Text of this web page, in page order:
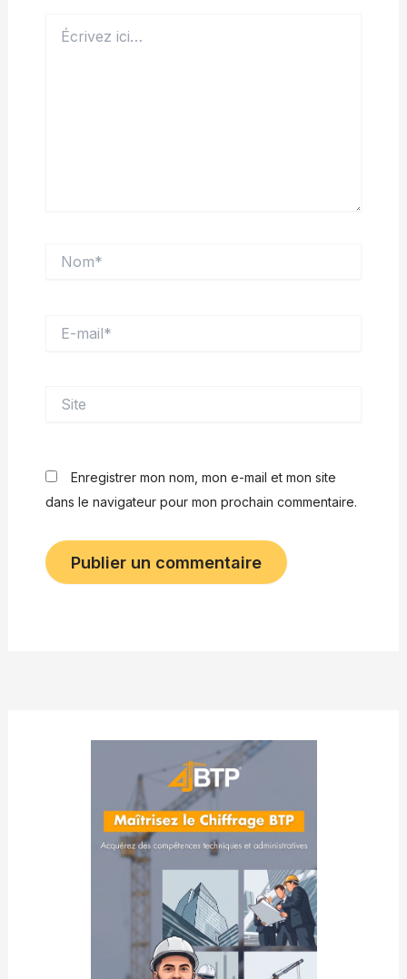
ici…
mail*
Enregistrer mon nom, mon e-mail et mon site
dans le navigateur pour mon prochain commentaire.